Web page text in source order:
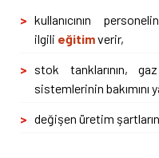
kullanıcının
ilgili eğitimverir,
stok tanklarının,
sistemlerinin bakımını
değişen üretim